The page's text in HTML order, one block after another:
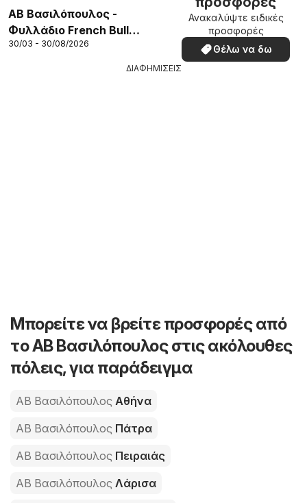
ΑΒ Βασιλόπουλος -
Φυλλάδιο French Bull
Continuity leaflet 2026
30/03 - 30/08/2026
Ανακαλύψτε ειδικές
προσφορές
Θέλω να δω
ΔΙΑΦΗΜΙΣΕΙΣ
Μπορείτε να βρείτε προσφορές από
το ΑΒ Βασιλόπουλος στις ακόλουθες
πόλεις, για παράδειγμα
ΑΒ Βασιλόπουλος Αθήνα
ΑΒ Βασιλόπουλος Πάτρα
ΑΒ Βασιλόπουλος Πειραιάς
ΑΒ Βασιλόπουλος Λάρισα